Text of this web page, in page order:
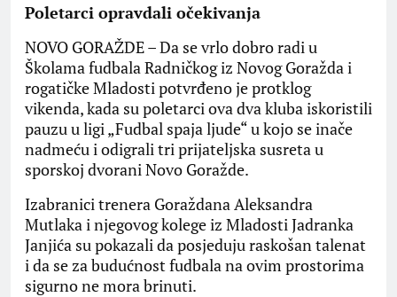
Poletarci opravdali očekivanja
NOVO GORAŽDE – Da se vrlo dobro radi u
Školama fudbala Radničkog iz Novog Goražda i
rogatičke Mladosti potvrđeno je protklog
vikenda, kada su poletarci ova dva kluba iskoristili
pauzu u ligi „Fudbal spaja ljude“ u kojo se inače
nadmeću i odigrali tri prijateljska susreta u
sporskoj dvorani Novo Goražde.
Izabranici trenera Goraždana Aleksandra
Mutlaka i njegovog kolege iz Mladosti Jadranka
Janjića su pokazali da posjeduju raskošan talenat
i da se za budućnost fudbala na ovim prostorima
sigurno ne mora brinuti.